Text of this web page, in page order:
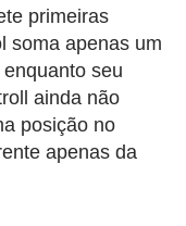
primeiras
soma apenas um
seu
ainda não
posição no
apenas da